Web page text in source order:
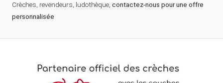
Crèches, revendeurs, ludothèque, contactez-nous pour une offre
personnalisée